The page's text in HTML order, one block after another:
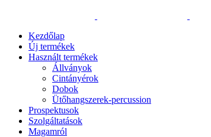
Kezdőlap
Új termékek
Használt termékek
Állványok
Cintányérok
Dobok
Ütőhangszerek-percussion
Prospektusok
Szolgáltatások
Magamról